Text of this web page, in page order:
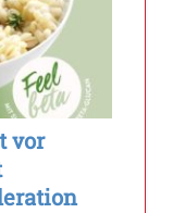
vor